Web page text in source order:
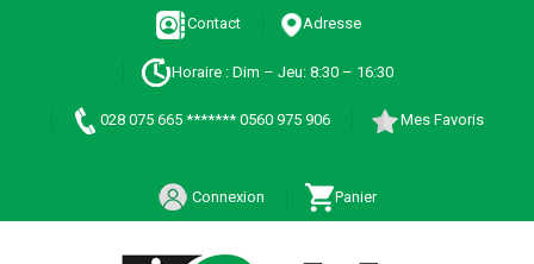
Contact Adresse
Horaire : Dim – Jeu: 8:30 – 16:30
028 075 665 ******* 0560 975 906 Mes Favoris
Connexion Panier